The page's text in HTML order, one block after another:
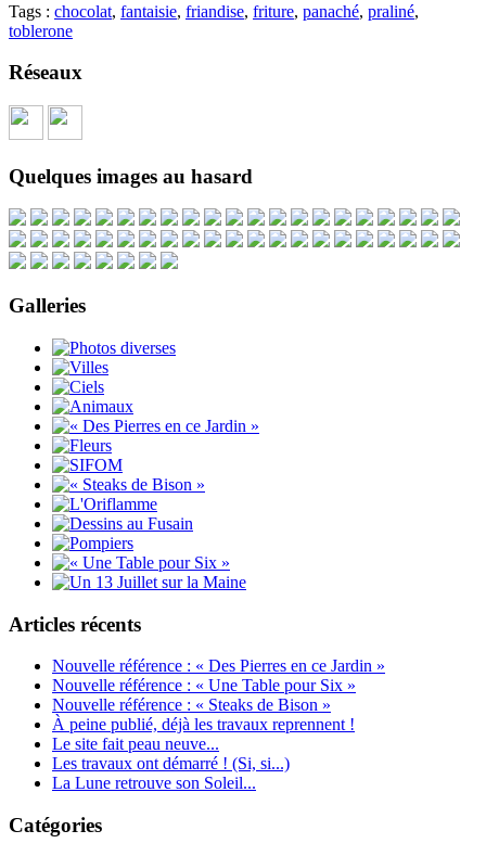
Tags : chocolat, fantaisie, friandise, friture, panaché, praliné,
toblerone
Réseaux
Quelques images au hasard
Galleries
Articles récents
Nouvelle référence : « Des Pierres en ce Jardin »
Nouvelle référence : « Une Table pour Six »
Nouvelle référence : « Steaks de Bison »
À peine publié, déjà les travaux reprennent !
Le site fait peau neuve...
Les travaux ont démarré ! (Si, si...)
La Lune retrouve son Soleil...
Catégories